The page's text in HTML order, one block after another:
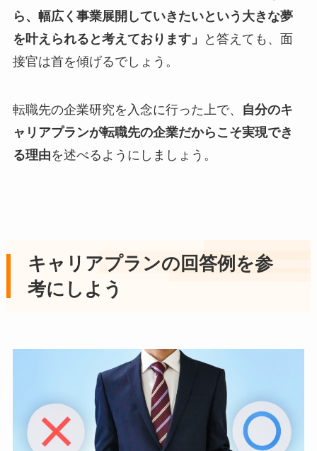
ら、幅広く事業展開していきたいという大きな夢
を叶えられると考えております」
と答えても、面
接官は首を傾げるでしょう。
転職先の企業研究を入念に行った上で、
自分のキ
ャリアプランが転職先の企業だからこそ実現でき
る理由を述べるようにしましょう。
キャリアプランの回答例を参
考にしよう